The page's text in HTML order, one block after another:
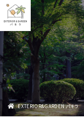
EXTERIOR&GARDEN パキラ